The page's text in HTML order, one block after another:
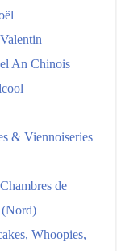
An Chinois
& Viennoiseries
de
(Nord)
Whoopies,